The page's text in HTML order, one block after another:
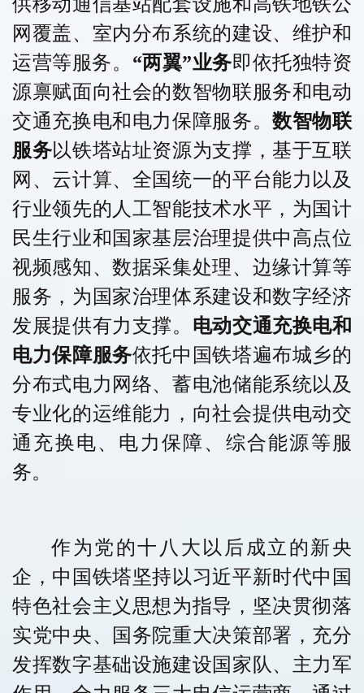
网覆盖、室内分布系统的建设、维护和
运营等服务。 “两翼”业务即依托独特资
源禀赋面向社会的数智物联服务和电动
交通充换电和电力保障服务。数智物联
服务以铁塔站址资源为支撑，基于互联
网、云计算、全国统一的平台能力以及
行业领先的人工智能技术水平，为国计
民生行业和国家基层治理提供中高点位
视频感知、数据采集处理、边缘计算等
服务，为国家治理体系建设和数字经济
发展提供有力支撑。 电动交通充换电和
电力保障服务依托中国铁塔遍布城乡的
分布式电力网络、蓄电池储能系统以及
专业化的运维能力，向社会提供电动交
通充换电、电力保障、综合能源等服
务。
作为党的十八大以后成立的新央
企，中国铁塔坚持以习近平新时代中国
特色社会主义思想为指导，坚决贯彻落
实党中央、国务院重大决策部署，充分
发挥数字基础设施建设国家队、主力军